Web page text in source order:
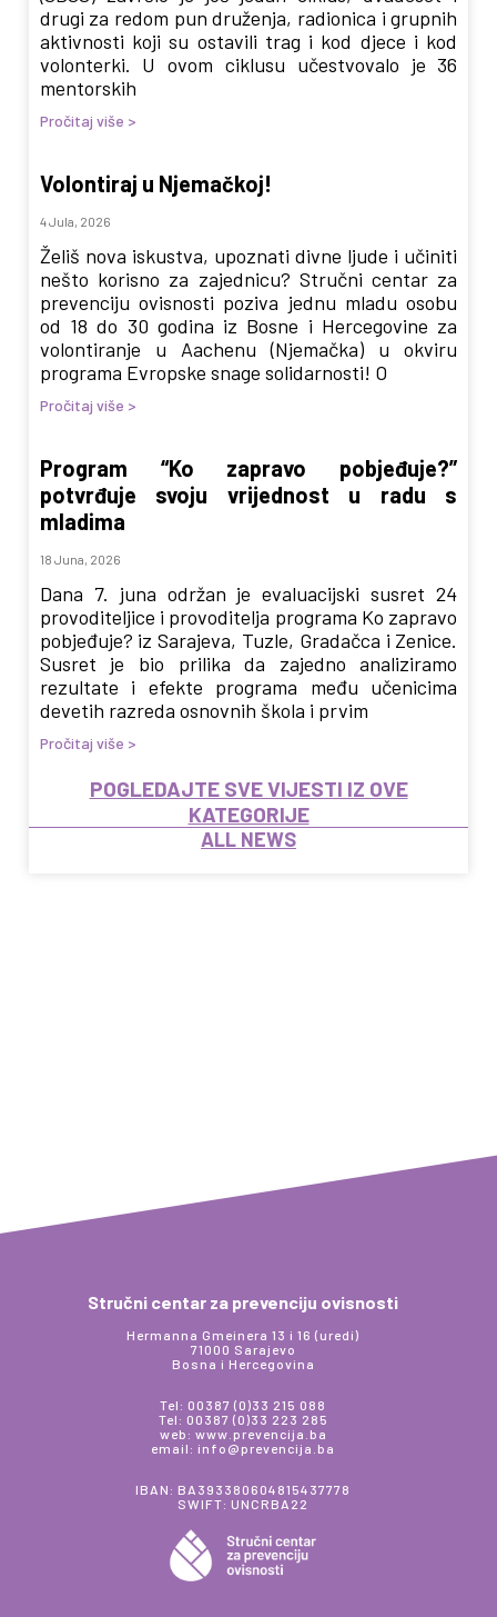
drugi za redom pun druženja, radionica i grupnih
aktivnosti koji su ostavili trag i kod djece i kod
volonterki. U ovom ciklusu učestvovalo je 36
mentorskih
Pročitaj više >
Volontiraj u Njemačkoj!
4 Jula, 2026
Želiš nova iskustva, upoznati divne ljude i učiniti
nešto korisno za zajednicu? Stručni centar za
prevenciju ovisnosti poziva jednu mladu osobu
od 18 do 30 godina iz Bosne i Hercegovine za
volontiranje u Aachenu (Njemačka) u okviru
programa Evropske snage solidarnosti! O
Pročitaj više >
Program “Ko zapravo pobjeđuje?”
potvrđuje svoju vrijednost u radu s
mladima
18 Juna, 2026
Dana 7. juna održan je evaluacijski susret 24
provoditeljice i provoditelja programa Ko zapravo
pobjeđuje? iz Sarajeva, Tuzle, Gradačca i Zenice.
Susret je bio prilika da zajedno analiziramo
rezultate i efekte programa među učenicima
devetih razreda osnovnih škola i prvim
Pročitaj više >
POGLEDAJTE SVE VIJESTI IZ OVE
KATEGORIJE
ALL NEWS
Stručni centar za prevenciju ovisnosti
Hermanna Gmeinera 13 i 16 (uredi)
71000 Sarajevo
Bosna i Hercegovina
Tel: 00387 (0)33 215 088
Tel: 00387 (0)33 223 285
web: www.prevencija.ba
email: info@prevencija.ba
IBAN: BA393380604815437778
SWIFT: UNCRBA22